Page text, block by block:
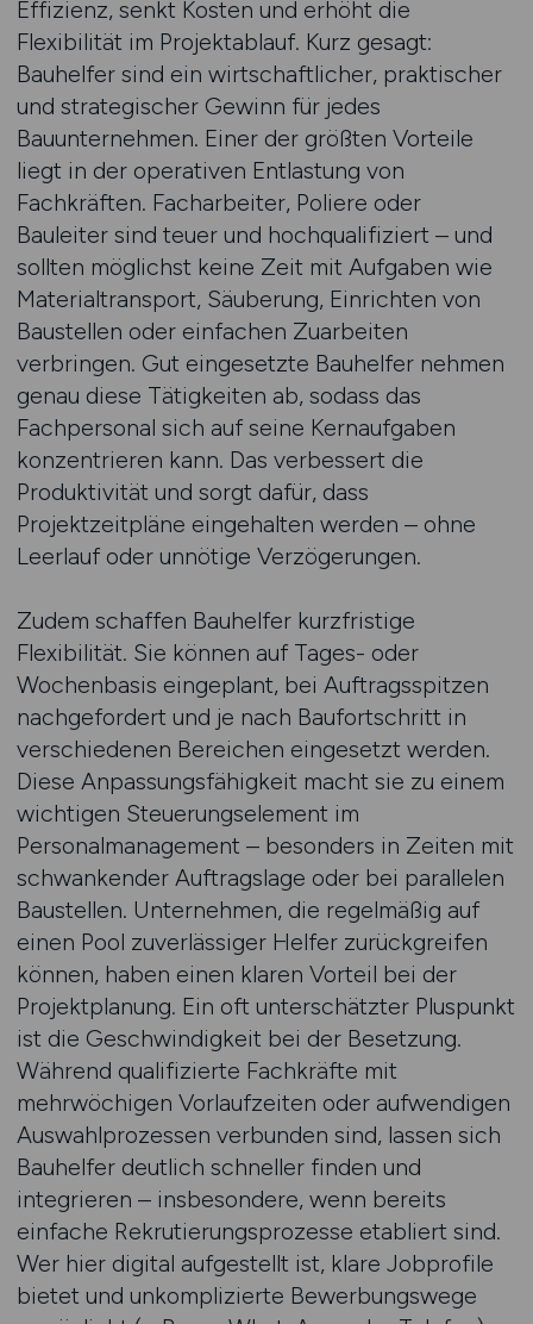
Effizienz, senkt Kosten und erhöht die
Flexibilität im Projektablauf. Kurz gesagt:
Bauhelfer sind ein wirtschaftlicher, praktischer
und strategischer Gewinn für jedes
Bauunternehmen. Einer der größten Vorteile
liegt in der operativen Entlastung von
Fachkräften. Facharbeiter, Poliere oder
Bauleiter sind teuer und hochqualifiziert – und
sollten möglichst keine Zeit mit Aufgaben wie
Materialtransport, Säuberung, Einrichten von
Baustellen oder einfachen Zuarbeiten
verbringen. Gut eingesetzte Bauhelfer nehmen
genau diese Tätigkeiten ab, sodass das
Fachpersonal sich auf seine Kernaufgaben
konzentrieren kann. Das verbessert die
Produktivität und sorgt dafür, dass
Projektzeitpläne eingehalten werden – ohne
Leerlauf oder unnötige Verzögerungen.
Zudem schaffen Bauhelfer kurzfristige
Flexibilität. Sie können auf Tages- oder
Wochenbasis eingeplant, bei Auftragsspitzen
nachgefordert und je nach Baufortschritt in
verschiedenen Bereichen eingesetzt werden.
Diese Anpassungsfähigkeit macht sie zu einem
wichtigen Steuerungselement im
Personalmanagement – besonders in Zeiten mit
schwankender Auftragslage oder bei parallelen
Baustellen. Unternehmen, die regelmäßig auf
einen Pool zuverlässiger Helfer zurückgreifen
können, haben einen klaren Vorteil bei der
Projektplanung. Ein oft unterschätzter Pluspunkt
ist die Geschwindigkeit bei der Besetzung.
Während qualifizierte Fachkräfte mit
mehrwöchigen Vorlaufzeiten oder aufwendigen
Auswahlprozessen verbunden sind, lassen sich
Bauhelfer deutlich schneller finden und
integrieren – insbesondere, wenn bereits
einfache Rekrutierungsprozesse etabliert sind.
Wer hier digital aufgestellt ist, klare Jobprofile
bietet und unkomplizierte Bewerbungswege